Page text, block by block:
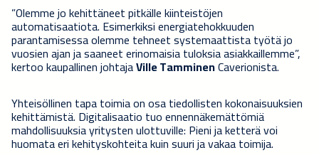
”Olemme jo kehittäneet pitkälle kiinteistöjen
automatisaatiota. Esimerkiksi energiatehokkuuden
parantamisessa olemme tehneet systemaattista työtä jo
vuosien ajan ja saaneet erinomaisia tuloksia asiakkaillemme”,
kertoo kaupallinen johtajaVille TamminenCaverionista.
Yhteisöllinen tapa toimia on osa tiedollisten kokonaisuuksien
kehittämistä. Digitalisaatio tuo ennennäkemättömiä
mahdollisuuksia yritysten ulottuville: Pieni ja ketterä voi
huomata eri kehityskohteita kuin suuri ja vakaa toimija.